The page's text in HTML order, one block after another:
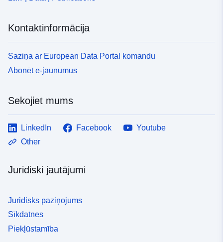
Kontaktinformācija
Saziņa ar European Data Portal komandu
Abonēt e-jaunumus
Sekojiet mums
LinkedIn Facebook
Youtube
Other
Juridiski jautājumi
Juridisks paziņojums
Sīkdatnes
Piekļūstamība